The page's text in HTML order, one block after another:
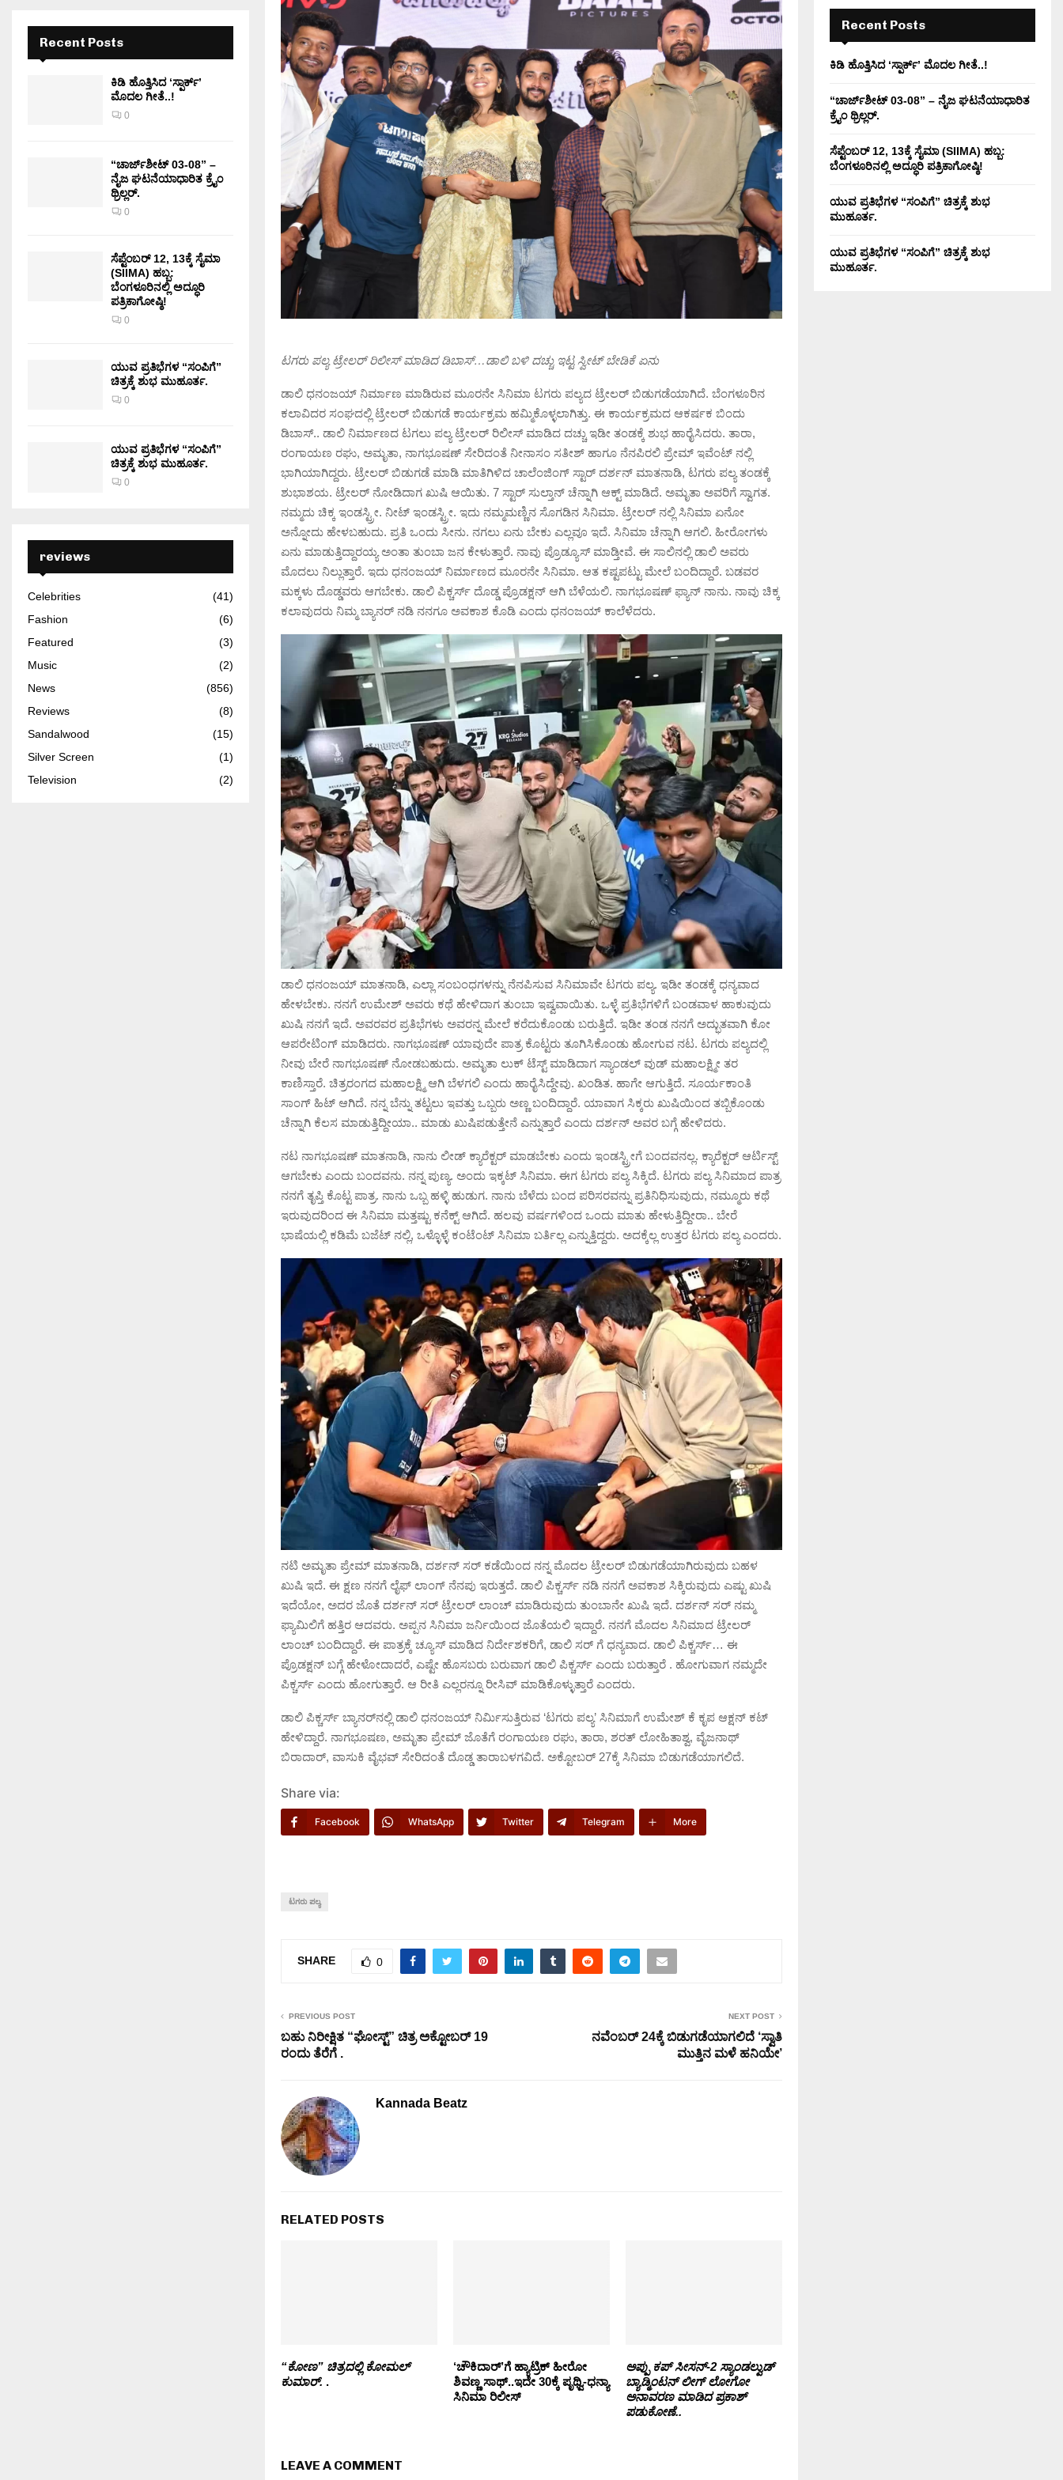
ಟಗರು ಪಲ್ಯ ಟ್ರೇಲರ್ ರಿಲೀಸ್ ಮಾಡಿದ ಡಿಬಾಸ್…ಡಾಲಿ ಬಳಿ ದಚ್ಚು ಇಟ್ಟ ಸ್ವೀಟ್ ಬೇಡಿಕೆ ಏನು
ಡಾಲಿ ಧನಂಜಯ್ ನಿರ್ಮಾಣ ಮಾಡಿರುವ ಮೂರನೇ ಸಿನಿಮಾ ಟಗರು ಪಲ್ಯದ ಟ್ರೇಲರ್ ಬಿಡುಗಡೆಯಾಗಿದೆ. ಬೆಂಗಳೂರಿನ
ಕಲಾವಿದರ ಸಂಘದಲ್ಲಿ ಟ್ರೇಲರ್ ಬಿಡುಗಡೆ ಕಾರ್ಯಕ್ರಮ ಹಮ್ಮಿಕೊಳ್ಳಲಾಗಿತ್ತು. ಈ ಕಾರ್ಯಕ್ರಮದ ಆಕರ್ಷಕ ಬಿಂದು
ಡಿಬಾಸ್.. ಡಾಲಿ ನಿರ್ಮಾಣದ ಟಗಲು ಪಲ್ಯ ಟ್ರೇಲರ್ ರಿಲೀಸ್ ಮಾಡಿದ ದಚ್ಚು ಇಡೀ ತಂಡಕ್ಕೆ ಶುಭ ಹಾರೈಸಿದರು. ತಾರಾ,
ರಂಗಾಯಣ ರಘು, ಅಮೃತಾ, ನಾಗಭೂಷಣ್ ಸೇರಿದಂತೆ ನೀನಾಸಂ ಸತೀಶ್ ಹಾಗೂ ನೆನಪಿರಲಿ ಪ್ರೇಮ್ ಇವೆಂಟ್ ನಲ್ಲಿ
ಭಾಗಿಯಾಗಿದ್ದರು. ಟ್ರೇಲರ್ ಬಿಡುಗಡೆ ಮಾಡಿ ಮಾತಿಗಿಳಿದ ಚಾಲೆಂಜಿಂಗ್ ಸ್ಟಾರ್ ದರ್ಶನ್ ಮಾತನಾಡಿ, ಟಗರು ಪಲ್ಯ ತಂಡಕ್ಕೆ
ಶುಭಾಶಯ. ಟ್ರೇಲರ್ ನೋಡಿದಾಗ ಖುಷಿ ಆಯಿತು. 7 ಸ್ಟಾರ್ ಸುಲ್ತಾನ್ ಚೆನ್ನಾಗಿ ಆಕ್ಟ್ ಮಾಡಿದೆ. ಅಮೃತಾ ಅವರಿಗೆ ಸ್ವಾಗತ.
ನಮ್ಮದು ಚಿಕ್ಕ ಇಂಡಸ್ಟ್ರೀ. ನೀಟ್ ಇಂಡಸ್ಟ್ರೀ. ಇದು ನಮ್ಮ‌ಮಣ್ಣಿನ ಸೊಗಡಿನ ಸಿನಿಮಾ. ಟ್ರೇಲರ್ ನಲ್ಲಿ ಸಿನಿಮಾ ಏನೋ
ಅನ್ನೋದು ಹೇಳಬಹುದು. ಪ್ರತಿ ಒಂದು ಸೀನು. ನಗಲು ಏನು ಬೇಕು ಎಲ್ಲವೂ ಇದೆ. ಸಿನಿಮಾ ಚೆನ್ನಾಗಿ ಆಗಲಿ. ಹೀರೋಗಳು
ಏನು ಮಾಡುತ್ತಿದ್ದಾರಯ್ಯ ಅಂತಾ ತುಂಬಾ ಜನ ಕೇಳುತ್ತಾರೆ. ನಾವು ಪ್ರೊಡ್ಯೂಸ್ ಮಾಡ್ತೀವೆ. ಈ ಸಾಲಿನಲ್ಲಿ ಡಾಲಿ ಅವರು
ಮೊದಲು ನಿಲ್ಲುತ್ತಾರೆ. ಇದು ಧನಂಜಯ್ ನಿರ್ಮಾಣದ ಮೂರನೇ ಸಿನಿಮಾ. ಆತ ಕಷ್ಟಪಟ್ಟು ಮೇಲೆ ಬಂದಿದ್ದಾರೆ. ಬಡವರ
ಮಕ್ಕಳು ದೊಡ್ಡವರು ಆಗಬೇಕು. ಡಾಲಿ ಪಿಕ್ಚರ್ಸ್ ದೊಡ್ಡ ಪ್ರೊಡಕ್ಷನ್ ಆಗಿ ಬೆಳೆಯಲಿ. ನಾಗಭೂಷಣ್ ಫ್ಯಾನ್ ನಾನು. ನಾವು ಚಿಕ್ಕ
ಕಲಾವುದರು ನಿಮ್ಮ ಬ್ಯಾನರ್ ನಡಿ ನನಗೂ ಅವಕಾಶ ಕೊಡಿ‌ ಎಂದು ಧನಂಜಯ್ ಕಾಲೆಳೆದರು.
ಡಾಲಿ ಧನಂಜಯ್ ಮಾತನಾಡಿ, ಎಲ್ಲಾ ಸಂಬಂಧಗಳನ್ನು ನೆನಪಿಸುವ ಸಿನಿಮಾವೇ ಟಗರು ಪಲ್ಯ. ಇಡೀ ತಂಡಕ್ಕೆ ಧನ್ಯವಾದ
ಹೇಳಬೇಕು. ನನಗೆ ಉಮೇಶ್ ಅವರು ಕಥೆ ಹೇಳಿದಾಗ ತುಂಬಾ ಇಷ್ವವಾಯಿತು. ಒಳ್ಳೆ ಪ್ರತಿಭೆಗಳಿಗೆ ಬಂಡವಾಳ ಹಾಕುವುದು
ಖುಷಿ ನನಗೆ ಇದೆ. ಅವರವರ ಪ್ರತಿಭೆಗಳು ಅವರನ್ನ ಮೇಲೆ ಕರೆದುಕೊಂಡು ಬರುತ್ತಿದೆ. ಇಡೀ ತಂಡ ನನಗೆ ಅದ್ಭುತವಾಗಿ ಕೋ
ಆಪರೇಟಿಂಗ್ ಮಾಡಿದರು. ನಾಗಭೂಷಣ್ ಯಾವುದೇ ಪಾತ್ರ ಕೊಟ್ಟರು ತೂಗಿಸಿಕೊಂಡು ಹೋಗುವ ನಟ. ಟಗರು ಪಲ್ಯದಲ್ಲಿ
ನೀವು ಬೇರೆ ನಾಗಭೂಷಣ್ ನೋಡಬಹುದು. ಅಮೃತಾ ಲುಕ್ ಟೆಸ್ಟ್ ಮಾಡಿದಾಗ ಸ್ಯಾಂಡಲ್ ವುಡ್ ಮಹಾಲಕ್ಷ್ಮೀ ತರ
ಕಾಣಿಸ್ತಾರೆ. ಚಿತ್ರರಂಗದ ಮಹಾಲಕ್ಷ್ಮಿ ಆಗಿ ಬೆಳಗಲಿ ಎಂದು ಹಾರೈಸಿದ್ದೇವು. ಖಂಡಿತ. ಹಾಗೇ ಆಗುತ್ತಿದೆ. ಸೂರ್ಯಕಾಂತಿ
ಸಾಂಗ್ ಹಿಟ್ ಆಗಿದೆ. ನನ್ನ ಬೆನ್ನು ತಟ್ಟಲು ಇವತ್ತು ಒಬ್ಬರು ಅಣ್ಣ ಬಂದಿದ್ದಾರೆ. ಯಾವಾಗ ಸಿಕ್ಕರು ಖುಷಿಯಿಂದ ತಬ್ಬಿಕೊಂಡು
ಚೆನ್ನಾಗಿ ಕೆಲಸ ಮಾಡುತ್ತಿದ್ದೀಯಾ.. ಮಾಡು ಖುಷಿಪಡುತ್ತೇನೆ ಎನ್ನುತ್ತಾರೆ ಎಂದು ದರ್ಶನ್ ಅವರ ಬಗ್ಗೆ ಹೇಳಿದರು.
ನಟ ನಾಗಭೂಷಣ್ ಮಾತನಾಡಿ, ನಾನು ಲೀಡ್ ಕ್ಯಾರೆಕ್ಟರ್ ಮಾಡಬೇಕು ಎಂದು ಇಂಡಸ್ಟ್ರೀಗೆ ಬಂದವನಲ್ಲ. ಕ್ಯಾರೆಕ್ಟರ್ ಆರ್ಟಿಸ್ಟ್
ಆಗಬೇಕು ಎಂದು ಬಂದವನು. ನನ್ನ ಪುಣ್ಯ. ಅಂದು ಇಕ್ಕಟ್ ಸಿನಿಮಾ. ಈಗ ಟಗರು ಪಲ್ಯ ಸಿಕ್ಕಿದೆ. ಟಗರು ಪಲ್ಯ ಸಿನಿಮಾದ ಪಾತ್ರ
ನನಗೆ ತೃಪ್ತಿ ಕೊಟ್ಟ ಪಾತ್ರ. ನಾನು ಒಬ್ಬ ಹಳ್ಳಿ ಹುಡುಗ. ನಾನು ಬೆಳೆದು ಬಂದ ಪರಿಸರವನ್ನು ಪ್ರತಿನಿಧಿಸುವುದು, ನಮ್ಮೂರು ಕಥೆ
ಇರುವುದರಿಂದ ಈ ಸಿನಿಮಾ ಮತ್ತಷ್ಟು ಕನೆಕ್ಟ್ ಆಗಿದೆ. ಹಲವು ವರ್ಷಗಳಿಂದ ಒಂದು ಮಾತು ಹೇಳುತ್ತಿದ್ದೀರಾ.. ಬೇರೆ
ಭಾಷೆಯಲ್ಲಿ ಕಡಿಮೆ ಬಜೆಟ್ ನಲ್ಲಿ, ಒಳ್ಳೊಳ್ಳೆ ಕಂಟೆಂಟ್ ಸಿನಿಮಾ ಬರ್ತಿಲ್ಲ ಎನ್ನುತ್ತಿದ್ದರು. ಅದಕ್ಕೆಲ್ಲ ಉತ್ತರ ಟಗರು ಪಲ್ಯ ಎಂದರು.
ನಟಿ ಅಮೃತಾ ಪ್ರೇಮ್ ಮಾತನಾಡಿ, ದರ್ಶನ್ ಸರ್ ಕಡೆಯಿಂದ ನನ್ನ ಮೊದಲ ಟ್ರೇಲರ್ ಬಿಡುಗಡೆಯಾಗಿರುವುದು ಬಹಳ
ಖುಷಿ ಇದೆ. ಈ ಕ್ಷಣ ನನಗೆ ಲೈಫ್ ಲಾಂಗ್ ನೆನಪು ಇರುತ್ತದೆ. ಡಾಲಿ ಪಿಕ್ಚರ್ಸ್ ನಡಿ ನನಗೆ ಅವಕಾಶ ಸಿಕ್ಕಿರುವುದು ಎಷ್ಟು ಖುಷಿ
ಇದೆಯೋ, ಅದರ ಜೊತೆ ದರ್ಶನ್ ಸರ್ ಟ್ರೇಲರ್ ಲಾಂಚ್ ಮಾಡಿರುವುದು ತುಂಬಾನೇ ಖುಷಿ ಇದೆ. ದರ್ಶನ್ ಸರ್ ನಮ್ಮ
ಫ್ಯಾಮಿಲಿಗೆ ಹತ್ತಿರ ಆದವರು. ಅಪ್ಪನ ಸಿನಿಮಾ ಜರ್ನಿಯಿಂದ ಜೊತೆಯಲಿ ಇದ್ದಾರೆ. ನನಗೆ ಮೊದಲ ಸಿನಿಮಾದ ಟ್ರೇಲರ್
ಲಾಂಚ್ ಬಂದಿದ್ದಾರೆ. ಈ ಪಾತ್ರಕ್ಕೆ ಚ್ಯೂಸ್ ಮಾಡಿದ ನಿರ್ದೇಶಕರಿಗೆ, ಡಾಲಿ ಸರ್ ಗೆ ಧನ್ಯವಾದ. ಡಾಲಿ ಪಿಕ್ಚರ್ಸ್… ಈ
ಪ್ರೊಡಕ್ಷನ್ ಬಗ್ಗೆ ಹೇಳೋದಾದರೆ, ಎಷ್ಟೇ ಹೊಸಬರು ಬರುವಾಗ ಡಾಲಿ ಪಿಕ್ಚರ್ಸ್ ಎಂದು ಬರುತ್ತಾರೆ . ಹೋಗುವಾಗ ನಮ್ಮದೇ
ಪಿಕ್ಚರ್ಸ್ ಎಂದು ಹೋಗುತ್ತಾರೆ. ಆ ರೀತಿ ಎಲ್ಲರನ್ನೂ ರೀಸಿವ್ ಮಾಡಿಕೊಳ್ಳುತ್ತಾರೆ ಎಂದರು.
ಡಾಲಿ ಪಿಕ್ಚರ್ಸ್ ಬ್ಯಾನರ್‌ನಲ್ಲಿ ಡಾಲಿ ಧನಂಜಯ್ ನಿರ್ಮಿಸುತ್ತಿರುವ ‘ಟಗರು ಪಲ್ಯ’ ಸಿನಿಮಾಗೆ ಉಮೇಶ್ ಕೆ ಕೃಪ ಆಕ್ಷನ್ ಕಟ್
ಹೇಳಿದ್ದಾರೆ. ನಾಗಭೂಷಣ, ಅಮೃತಾ ಪ್ರೇಮ್ ಜೊತೆಗೆ ರಂಗಾಯಣ ರಘು, ತಾರಾ, ಶರತ್ ಲೋಹಿತಾಶ್ವ, ವೈಜನಾಥ್
ಬಿರಾದಾರ್, ವಾಸುಕಿ ವೈಭವ್ ಸೇರಿದಂತೆ ದೊಡ್ಡ ತಾರಾಬಳಗವಿದೆ. ಅಕ್ಟೋಬರ್ 27ಕ್ಕೆ ಸಿನಿಮಾ ಬಿಡುಗಡೆಯಾಗಲಿದೆ.
Share via:
Facebook WhatsApp Twitter Telegram More
ಟಗರು ಪಲ್ಯ
SHARE 0
PREVIOUS POST
ಬಹು ನಿರೀಕ್ಷಿತ “ಘೋಸ್ಟ್” ಚಿತ್ರ ಅಕ್ಟೋಬರ್ 19
ರಂದು ತೆರೆಗೆ .
NEXT POST
ನವೆಂಬರ್ 24ಕ್ಕೆ ಬಿಡುಗಡೆಯಾಗಲಿದೆ ‘ಸ್ವಾತಿ
ಮುತ್ತಿನ ಮಳೆ ಹನಿಯೇ’
Kannada Beatz
RELATED POSTS
“ಕೋಣ” ಚಿತ್ರದಲ್ಲಿ ಕೋಮಲ್
ಕುಮಾರ್. .
‘ಚೌಕಿದಾರ್’ಗೆ ಹ್ಯಾಟ್ರಿಕ್ ಹೀರೋ‌
ಶಿವಣ್ಣ ಸಾಥ್..ಇದೇ 30ಕ್ಕೆ ಪೃಥ್ವಿ-ಧನ್ಯಾ
ಸಿನಿಮಾ ರಿಲೀಸ್
ಅಪ್ಪು ಕಪ್ ಸೀಸನ್-2 ಸ್ಯಾಂಡಲ್ವುಡ್
ಬ್ಯಾಡ್ಮಿಂಟನ್ ಲೀಗ್ ಲೋಗೋ
ಅನಾವರಣ ಮಾಡಿದ ಪ್ರಕಾಶ್
ಪಡುಕೋಣೆ..
LEAVE A COMMENT
Recent Posts
ಕಿಡಿ‌‌ ಹೊತ್ತಿಸಿದ ‘ಸ್ಪಾರ್ಕ್’
ಮೊದಲ‌ ಗೀತೆ..!
0
“ಚಾರ್ಜ್‌ಶೀಟ್ 03-08” –
ನೈಜ ಘಟನೆಯಾಧಾರಿತ ಕ್ರೈಂ
ಥ್ರಿಲ್ಲರ್.
0
ಸೆಪ್ಟೆಂಬರ್ 12, 13ಕ್ಕೆ ಸೈಮಾ
(SIIMA) ಹಬ್ಬ:
ಬೆಂಗಳೂರಿನಲ್ಲಿ ಅದ್ಧೂರಿ
ಪತ್ರಿಕಾಗೋಷ್ಠಿ!
0
ಯುವ ಪ್ರತಿಭೆಗಳ “ಸಂಪಿಗೆ”
ಚಿತ್ರಕ್ಕೆ ಶುಭ ಮುಹೂರ್ತ.
0
ಯುವ ಪ್ರತಿಭೆಗಳ “ಸಂಪಿಗೆ”
ಚಿತ್ರಕ್ಕೆ ಶುಭ ಮುಹೂರ್ತ.
0
reviews
Celebrities
(41)
Fashion
(6)
Featured
(3)
Music
(2)
News
(856)
Reviews
(8)
Sandalwood
(15)
Silver Screen
(1)
Television
(2)
Recent Posts
ಕಿಡಿ‌‌ ಹೊತ್ತಿಸಿದ ‘ಸ್ಪಾರ್ಕ್’ ಮೊದಲ‌ ಗೀತೆ..!
“ಚಾರ್ಜ್‌ಶೀಟ್ 03-08” – ನೈಜ ಘಟನೆಯಾಧಾರಿತ
ಕ್ರೈಂ ಥ್ರಿಲ್ಲರ್.
ಸೆಪ್ಟೆಂಬರ್ 12, 13ಕ್ಕೆ ಸೈಮಾ (SIIMA) ಹಬ್ಬ:
ಬೆಂಗಳೂರಿನಲ್ಲಿ ಅದ್ಧೂರಿ ಪತ್ರಿಕಾಗೋಷ್ಠಿ!
ಯುವ ಪ್ರತಿಭೆಗಳ “ಸಂಪಿಗೆ” ಚಿತ್ರಕ್ಕೆ ಶುಭ
ಮುಹೂರ್ತ.
ಯುವ ಪ್ರತಿಭೆಗಳ “ಸಂಪಿಗೆ” ಚಿತ್ರಕ್ಕೆ ಶುಭ
ಮುಹೂರ್ತ.